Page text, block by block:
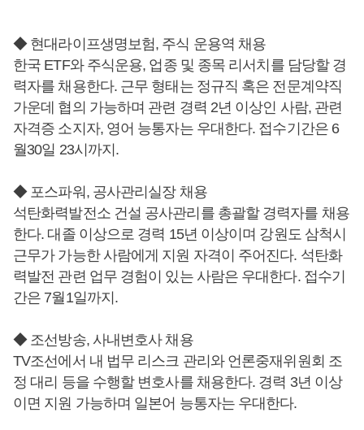
◆ 현대라이프생명보험, 주식 운용역 채용
한국 ETF와 주식운용, 업종 및 종목 리서치를 담당할 경
력자를 채용한다. 근무 형태는 정규직 혹은 전문계약직
가운데 협의 가능하며 관련 경력 2년 이상인 사람, 관련
자격증 소지자, 영어 능통자는 우대한다. 접수기간은 6
월30일 23시까지.
◆ 포스파워, 공사관리실장 채용
석탄화력발전소 건설 공사관리를 총괄할 경력자를 채용
한다. 대졸 이상으로 경력 15년 이상이며 강원도 삼척시
근무가 가능한 사람에게 지원 자격이 주어진다. 석탄화
력발전 관련 업무 경험이 있는 사람은 우대한다. 접수기
간은 7월1일까지.
◆ 조선방송, 사내변호사 채용
TV조선에서 내 법무 리스크 관리와 언론중재위원회 조
정 대리 등을 수행할 변호사를 채용한다. 경력 3년 이상
이면 지원 가능하며 일본어 능통자는 우대한다.